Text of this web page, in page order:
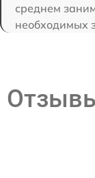
среднем
необходимых